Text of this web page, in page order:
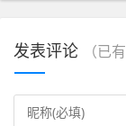
发表评论 （已有